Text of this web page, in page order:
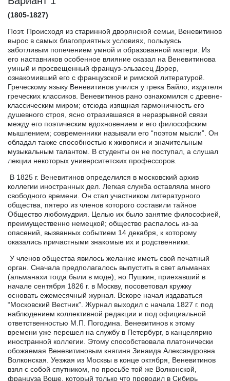
(1805-1827)
Поэт. Происходя из старинной дворянской семьи, Веневитинов
вырос в самых благоприятных условиях, пользуясь
заботливым попечением умной и образованной матери. Из
его наставников особенное влияние оказал на Веневитинова
умный и просвещенный француз-эльзасец Дорер,
ознакомивший его с французской и римской литературой.
Греческому языку Веневитинов учился у грека Байло, издателя
греческих классиков. Веневитинов рано ознакомился с древне-
классическим миром; отсюда изящная гармоничность его
душевного строя, ясно отразившаяся в неразрывной связи
между его поэтическим вдохновением и его философским
мышлением; современники называли его “поэтом мысли”. Он
обладал также способностью к живописи и значительным
музыкальным талантом. В студенты он не поступал, а слушал
лекции некоторых университетских профессоров.
В 1825 г. Веневитинов определился в московский архив
коллегии иностранных дел. Легкая служба оставляла много
свободного времени. Он стал участником литературного
общества, пятеро из членов которого составили тайное
Общество любомудрия. Целью их было занятие философией,
преимущественно немецкой; общество распалось из-за
опасений, вызванных событием 14 декабря, к которому
оказались причастными знакомые их и родственники.
У членов общества явилось желание иметь свой печатный
орган. Сначала предполагалось выпустить в свет альманах
(альманахи тогда были в моде); но Пушкин, приехавший в
начале сентября 1826 г. в Москву, посоветовал кружку
основать ежемесячный журнал. Вскоре начал издаваться
“Московский Вестник”. Журнал выходил с начала 1827 г. под
наблюдением коллективной редакции и под официальной
ответственностью М.П. Погодина. Веневитинов к этому
времени уже перешел на службу в Петербург, в канцелярию
иностранной коллегии. Этому способствовала платонически
обожаемая Веневитиновым княгиня Зинаида Александровна
Волконская. Уезжая из Москвы в конце октября, Веневитинов
взял с собой спутником, по просьбе той же Волконской,
француза Воше, который только что проводил в Сибирь